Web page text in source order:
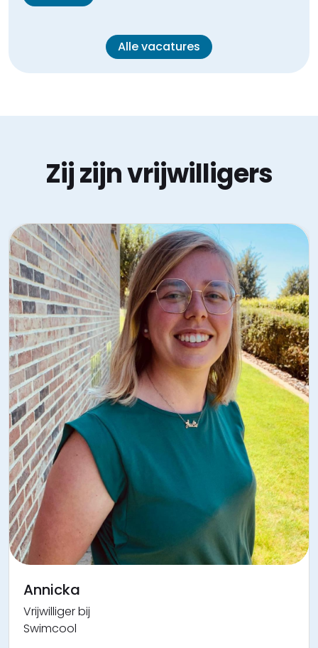
Alle vacatures
Zij zijn vrijwilligers
Annicka
Vrijwilliger bij
Swimcool